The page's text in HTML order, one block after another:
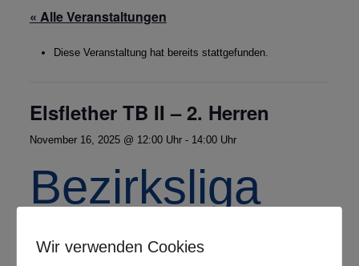
« Alle Veranstaltungen
Diese Veranstaltung hat bereits stattgefunden.
Elsflether TB II – 2. Herren
November 16, 2025 @ 12:00 Uhr- 14:00 Uhr
Bezirksliga
Herren Nord
Wir verwenden Cookies